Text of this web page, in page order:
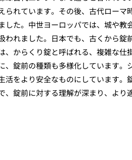
られています。その後、古代ロー
た。中世ヨーロッパでは、城や教
れました。日本でも、古くから錠
からくり錠と呼ばれる、複雑な仕
錠前の種類も多様化しています。
をより安全なものにしています。
錠前に対する理解が深まり、より